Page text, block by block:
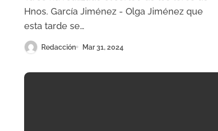
Hnos. García Jiménez - Olga Jiménez que
esta tarde se…
Redacción Mar 31, 2024